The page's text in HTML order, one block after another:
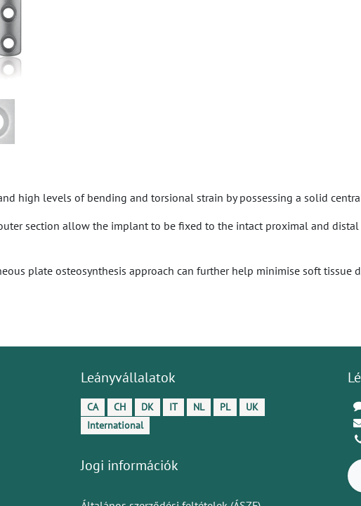
high levels of bending and torsional strain by possessing a solid
section allow the implant to be fixed to the intact proximal and
plate osteosynthesis approach can further help minimise soft tissue
Leányvállalatok
CA CH DK IT NL PL
UK
International
Jogi információk